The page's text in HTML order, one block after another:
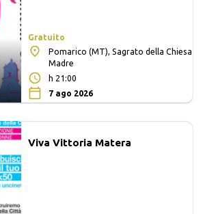
Gratuito
Pomarico (MT), Sagrato della Chiesa
Madre
h 21:00
7 ago 2026
Viva Vittoria Matera